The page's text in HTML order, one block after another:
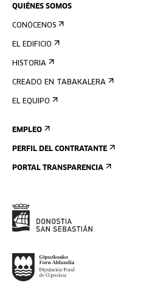
QUIÉNES SOMOS
CONÓCENOS
EL EDIFICIO
HISTORIA
CREADO EN TABAKALERA
EL EQUIPO
EMPLEO
PERFIL DEL CONTRATANTE
PORTAL TRANSPARENCIA